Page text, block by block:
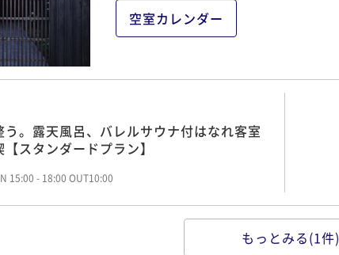
IN 15:00 - 18:00 OUT10:00
など、いつもと違う大切な１日 【ケーキ＆
付き記念日プラン】
15:00 - 18:00 OUT10:00
空室カレンダー
う。露天風呂、バレルサウナ付はなれ客室
スタンダードプラン】
15:00 - 18:00 OUT10:00
もっとみる(1件)